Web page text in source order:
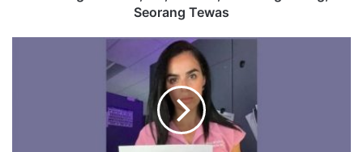
Seorang Tewas